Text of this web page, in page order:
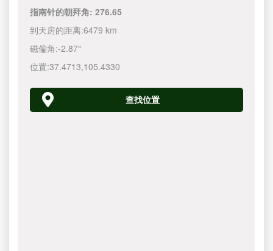
指南针的朝拜角:276.65
到天房的距离:6479 km
磁偏角:-2.87°
位置:37.4713,105.4330
查找位置